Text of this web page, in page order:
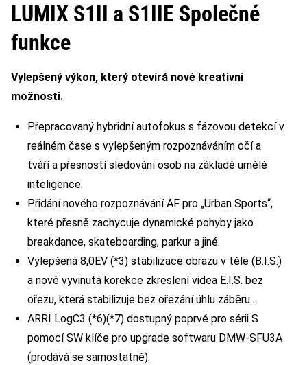
LUMIX S1II a S1IIE Společné
funkce
Vylepšený výkon, který otevírá nové kreativní
možnosti.
Přepracovaný hybridní autofokus s fázovou detekcí v
reálném čase s vylepšeným rozpoznáváním očí a
tváří a přesností sledování osob na základě umělé
inteligence.
Přidání nového rozpoznávání AF pro „Urban Sports“,
které přesně zachycuje dynamické pohyby jako
breakdance, skateboarding, parkur a jiné.
Vylepšená 8,0EV (*3) stabilizace obrazu v těle (B.I.S.)
a nově vyvinutá korekce zkreslení videa E.I.S. bez
ořezu, která stabilizuje bez ořezání úhlu záběru..
ARRI LogC3 (*6)(*7) dostupný poprvé pro sérii S
pomocí SW klíče pro upgrade softwaru DMW-SFU3A
(prodává se samostatně).